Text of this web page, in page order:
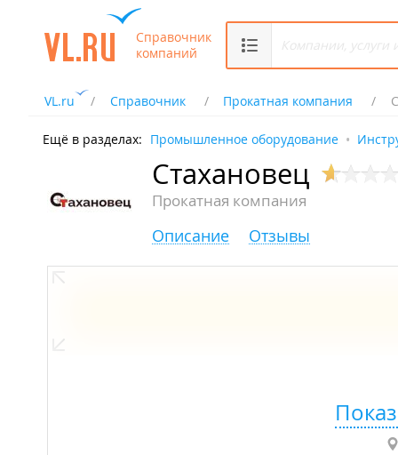
Справочник
компаний
VL.ru Справочник Прокатная компания
Ещё в разделах: Промышленное оборудование
Стахановец
Прокатная компания
Описание Отзывы